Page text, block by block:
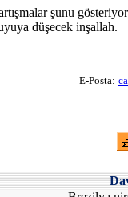
şunu
düşecek inşallah.
E-Posta: